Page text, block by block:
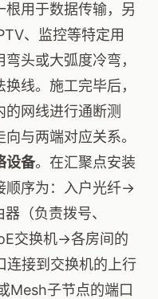
根用于数据传输，另
、监控等特定用
头或大弧度冷弯，
线。施工完毕后，
网线进行通断测
与两端对应关系。
设备。在汇聚点安装
顺序为：入户光纤→
（负责拨号、
交换机→各房间的
连接到交换机的上行
Mesh子节点的端口